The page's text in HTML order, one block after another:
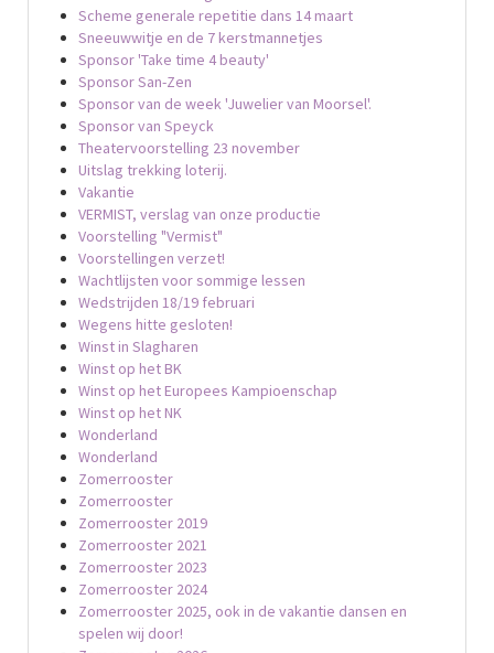
Scheme generale repetitie dans 14 maart
Sneeuwwitje en de 7 kerstmannetjes
Sponsor 'Take time 4 beauty'
Sponsor San-Zen
Sponsor van de week 'Juwelier van Moorsel'.
Sponsor van Speyck
Theatervoorstelling 23 november
Uitslag trekking loterij.
Vakantie
VERMIST, verslag van onze productie
Voorstelling "Vermist"
Voorstellingen verzet!
Wachtlijsten voor sommige lessen
Wedstrijden 18/19 februari
Wegens hitte gesloten!
Winst in Slagharen
Winst op het BK
Winst op het Europees Kampioenschap
Winst op het NK
Wonderland
Wonderland
Zomerrooster
Zomerrooster
Zomerrooster 2019
Zomerrooster 2021
Zomerrooster 2023
Zomerrooster 2024
Zomerrooster 2025, ook in de vakantie dansen en
spelen wij door!